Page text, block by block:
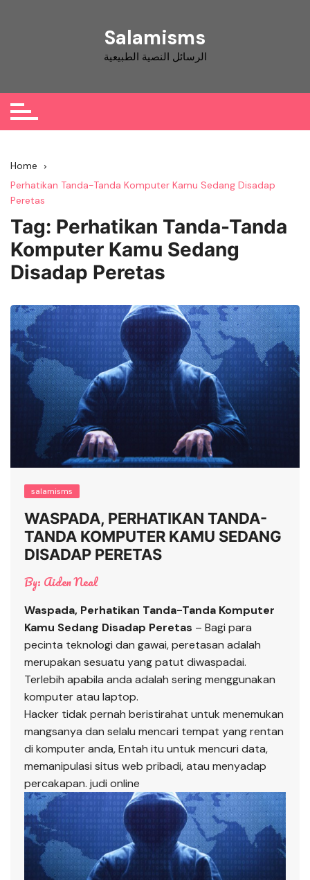
Salamisms
الرسائل النصية الطبيعية
Home
Perhatikan Tanda-Tanda Komputer Kamu Sedang Disadap
Peretas
Tag: Perhatikan Tanda-Tanda
Komputer Kamu Sedang
Disadap Peretas
salamisms
WASPADA, PERHATIKAN TANDA-
TANDA KOMPUTER KAMU SEDANG
DISADAP PERETAS
By: Aiden Neal
Waspada, Perhatikan Tanda-Tanda Komputer
Kamu Sedang Disadap Peretas – Bagi para
pecinta teknologi dan gawai, peretasan adalah
merupakan sesuatu yang patut diwaspadai.
Terlebih apabila anda adalah sering menggunakan
komputer atau laptop.
Hacker tidak pernah beristirahat untuk menemukan
mangsanya dan selalu mencari tempat yang rentan
di komputer anda, Entah itu untuk mencuri data,
memanipulasi situs web pribadi, atau menyadap
percakapan. judi online